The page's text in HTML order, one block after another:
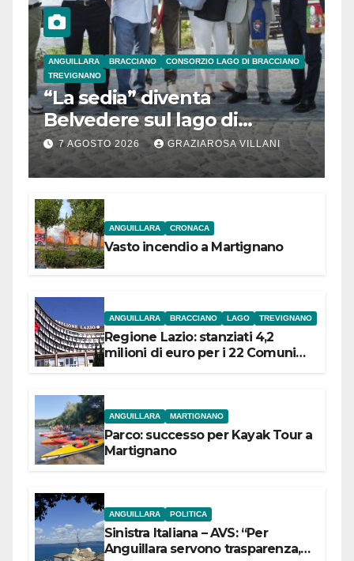
ANGUILLARA BRACCIANO
CONSORZIO LAGO DI BRACCIANO
TREVIGNANO
“La sedia” diventa
Belvedere sul lago di
Bracciano: ieri
l’inaugurazione
7 AGOSTO 2026 GRAZIAROSA VILLANI
ANGUILLARA CRONACA
Vasto incendio a Martignano
ANGUILLARA BRACCIANO LAGO TREVIGNANO
Regione Lazio: stanziati 4,2
milioni di euro per i 22 Comuni
ANGUILLARA MARTIGNANO
Parco: successo per Kayak Tour a
Martignano
ANGUILLARA POLITICA
Sinistra Italiana – AVS: “Per
Anguillara servono trasparenza,